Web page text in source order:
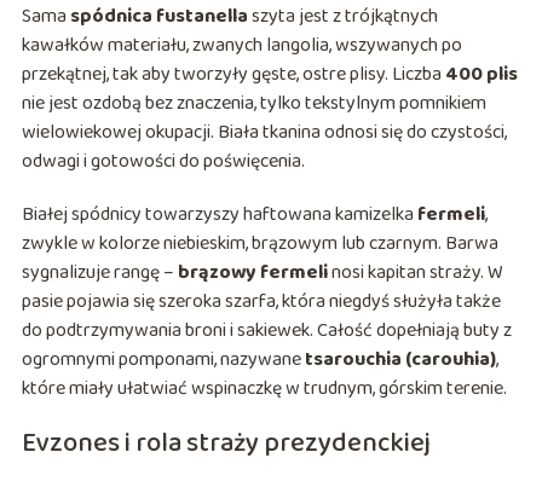
Sama spódnica fustanellaszyta jest z trójkątnych
kawałków materiału, zwanych langolia, wszywanych po
przekątnej, tak aby tworzyły gęste, ostre plisy. Liczba 400 plis
nie jest ozdobą bez znaczenia, tylko tekstylnym pomnikiem
wielowiekowej okupacji. Biała tkanina odnosi się do czystości,
odwagi i gotowości do poświęcenia.
Białej spódnicy towarzyszy haftowana kamizelka fermeli,
zwykle w kolorze niebieskim, brązowym lub czarnym. Barwa
sygnalizuje rangę – brązowy fermelinosi kapitan straży. W
pasie pojawia się szeroka szarfa, która niegdyś służyła także
do podtrzymywania broni i sakiewek. Całość dopełniają buty z
ogromnymi pomponami, nazywanetsarouchia (carouhia),
które miały ułatwiać wspinaczkę w trudnym, górskim terenie.
Evzones i rola straży prezydenckiej